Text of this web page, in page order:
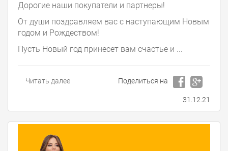
Дорогие наши покупатели и партнеры!
От души поздравляем вас с наступающим Новым
годом и Рождеством!
Пусть Новый год принесет вам счастье и ...
Читать далее Поделиться на
31.12.21